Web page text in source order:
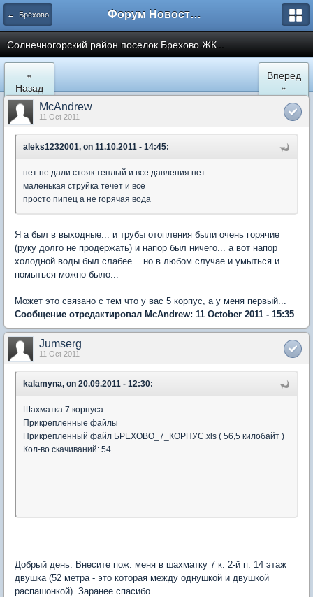
← Брёхово Форум Новостройки
Cолнечногорский район поселок Брехово ЖК...
«
Назад
Вперед
»
McAndrew
11 Oct 2011
aleks1232001, on 11.10.2011 - 14:45:
нет не дали стояк теплый и все давления нет
маленькая струйка течет и все
просто пипец а не горячая вода
Я а был в выходные... и трубы отопления были очень горячие
(руку долго не продержать) и напор был ничего... а вот напор
холодной воды был слабее... но в любом случае и умыться и
помыться можно было...
Может это связано с тем что у вас 5 корпус, а у меня первый...
Сообщение отредактировал McAndrew: 11 October 2011 - 15:35
Jumserg
11 Oct 2011
kalamyna, on 20.09.2011 - 12:30:
Шахматка 7 корпуса
Прикрепленные файлы
Прикрепленный файл БРЕХОВО_7_КОРПУС.xls ( 56,5 килобайт )
Кол-во скачиваний: 54
--------------------
Добрый день. Внесите пож. меня в шахматку 7 к. 2-й п. 14 этаж
двушка (52 метра - это которая между однушкой и двушкой
распашонкой). Заранее спасибо